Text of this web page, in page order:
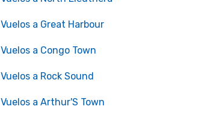
Vuelos a Great Harbour
Vuelos a Congo Town
Vuelos a Rock Sound
Vuelos a Arthur'S Town